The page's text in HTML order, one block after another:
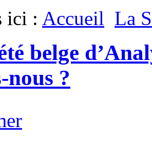
ici : Accueil La
belge
nous ?